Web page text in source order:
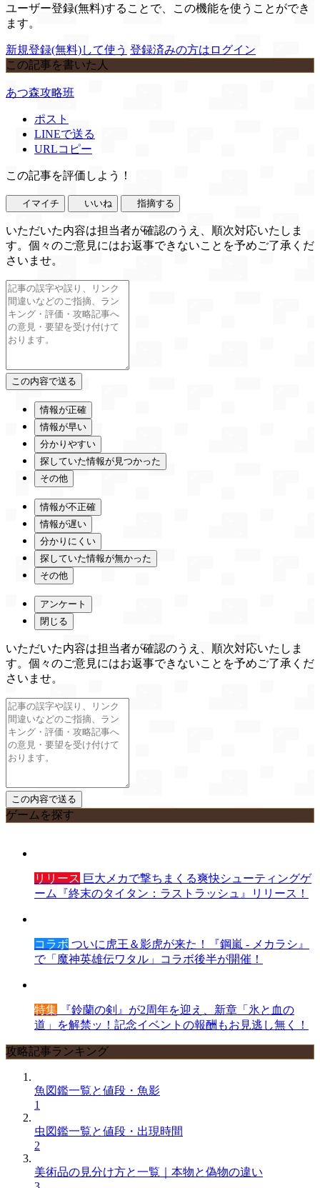
ユーザー登録(無料)することで、この機能を使うことができ
ます。
新規登録(無料)して使う 登録済みの方はログイン
この記事を書いた人
あつ森攻略班
ポスト
LINEで送る
URLコピー
この記事を評価しよう！
イマイチ いいね 指摘する
いただいた内容は担当者が確認のうえ、順次対応いたしま
す。個々のご意見にはお返事できないことを予めご了承くだ
さいませ。
情報が正確
情報が早い
分かりやすい
探していた情報が見つかった
その他
情報が不正確
情報が遅い
分かりにくい
探していた情報が無かった
その他
アンケート
閉じる
いただいた内容は担当者が確認のうえ、順次対応いたしま
す。個々のご意見にはお返事できないことを予めご了承くだ
さいませ。
ゲームを探す
リリース 巨大メカで撃ちまくる爽快シューティングゲ
ーム『終末のタイタン：ラストラッシュ』リリース！
コラボ ついに虎王＆影虎が来た！『鋼嵐 - メカラシ』
で「魔神英雄伝ワタル」コラボ後半が開催！
特集 『鈴蘭の剣』が2周年を迎え、新章「氷と血の
道」を解禁ッ！記念イベントの報酬もお見逃し無く！
攻略記事ランキング
魚図鑑一覧と値段・魚影
1
虫図鑑一覧と値段・出現時間
2
美術品の見分け方と一覧｜本物と偽物の違い